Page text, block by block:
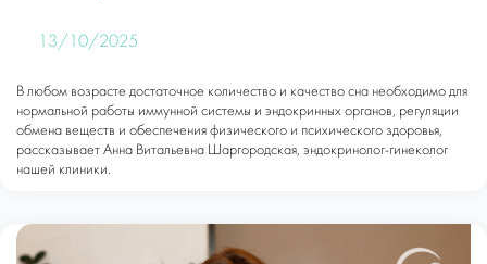
13/10/2025
В любом возрасте достаточное количество и качество сна необходимо для
нормальной работы иммунной системы и эндокринных органов, регуляции
обмена веществ и обеспечения физического и психического здоровья,
рассказывает Анна Витальевна Шаргородская, эндокринолог-гинеколог
нашей клиники.